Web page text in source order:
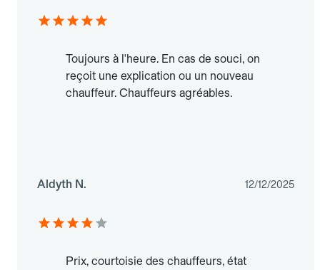
Toujours à l'heure. En cas de souci, on
reçoit une explication ou un nouveau
chauffeur. Chauffeurs agréables.
Aldyth N. 12/12/2025
Prix, courtoisie des chauffeurs, état